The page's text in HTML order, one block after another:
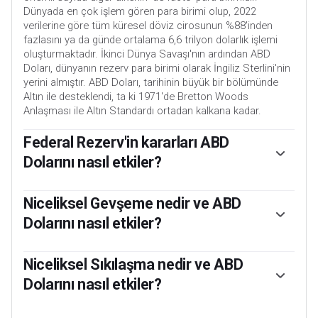
Dünyada en çok işlem gören para birimi olup, 2022
verilerine göre tüm küresel döviz cirosunun %88'inden
fazlasını ya da günde ortalama 6,6 trilyon dolarlık işlemi
oluşturmaktadır. İkinci Dünya Savaşı'nın ardından ABD
Doları, dünyanın rezerv para birimi olarak İngiliz Sterlini'nin
yerini almıştır. ABD Doları, tarihinin büyük bir bölümünde
Altın ile desteklendi, ta ki 1971'de Bretton Woods
Anlaşması ile Altın Standardı ortadan kalkana kadar.
Federal Rezerv'in kararları ABD
Dolarını nasıl etkiler?
faktör, Federal Rezerv (Fed) tarafından şekillendirilen para
politikasıdır. Fed'in iki görevi vardır: fiyat istikrarını
sağlamak (enflasyonu kontrol etmek) ve tam istihdamı
araç faiz oranlarını ayarlamaktır. Fiyatlar çok hızlı arttığında
ve enflasyon Fed'in %2'lik hedefinin üzerine çıktığında, Fed
faiz oranlarını artıracak ve bu da USD'nin değer
Niceliksel Gevşeme nedir ve ABD
Dolarını nasıl etkiler?
ve niceliksel genişlemeyi (QE) yürürlüğe koyabilir. QE, Fed'in
sıkışmış bir finansal sistemdeki kredi akışını önemli ölçüde
arttırdığı bir süreçtir. Bankaların (karşı tarafın temerrüde
Niceliksel Sıkılaşma nedir ve ABD
Dolarını nasıl etkiler?